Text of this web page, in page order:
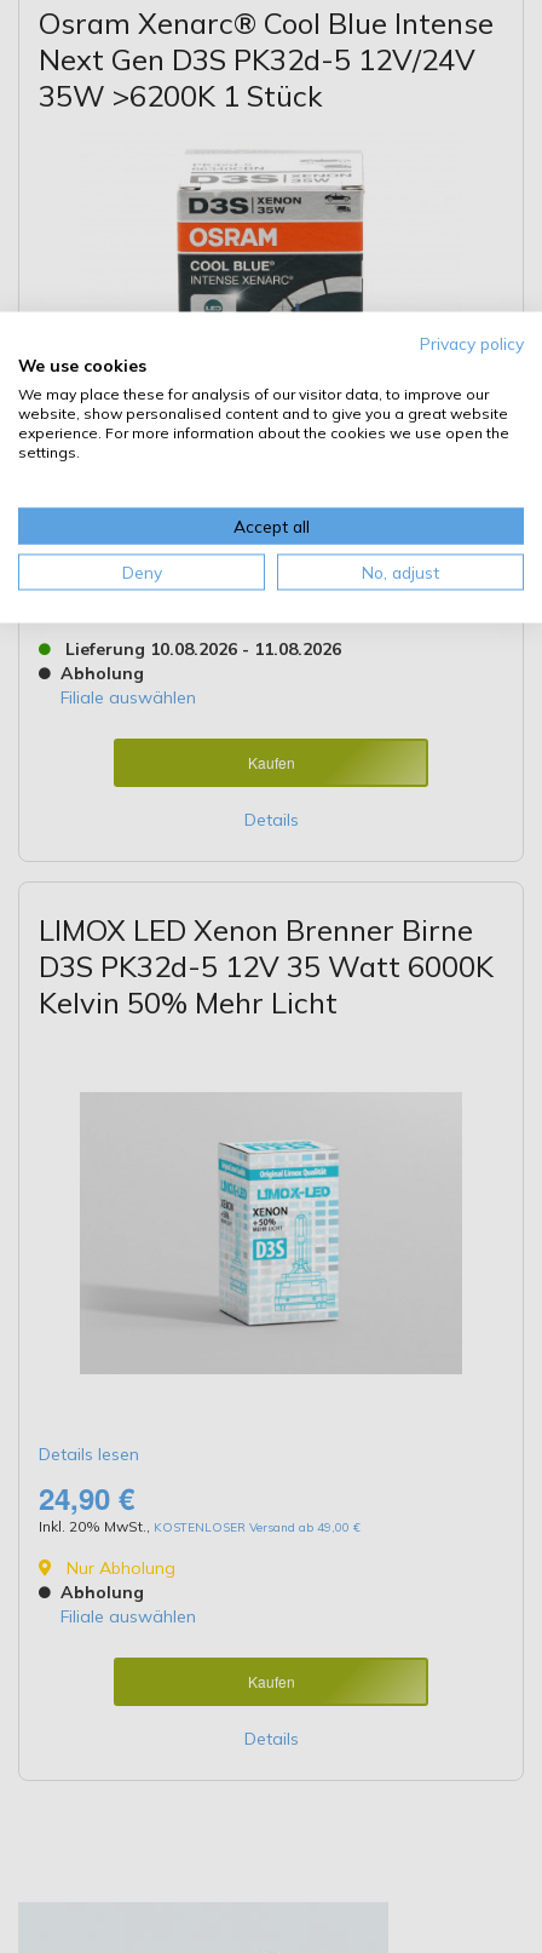
Osram Xenarc® Cool Blue Intense
Next Gen D3S PK32d-5 12V/24V
35W >6200K 1 Stück
99,95 €
Lieferung 10.08.2026 - 11.08.2026
Abholung
Filiale auswählen
Kaufen
Details
LIMOX LED Xenon Brenner Birne
D3S PK32d-5 12V 35 Watt 6000K
Kelvin 50% Mehr Licht
Details lesen
24,90 €
Inkl. 20% MwSt. KOSTENLOSER Versand ab 49,00 €
Nur Abholung
Abholung
Filiale auswählen
Kaufen
Details
Privacy policy
We use cookies
We may place these for analysis of our visitor data, to improve our
website, show personalised content and to give you a great website
experience. For more information about the cookies we use open the
settings.
Accept all
Deny No, adjust